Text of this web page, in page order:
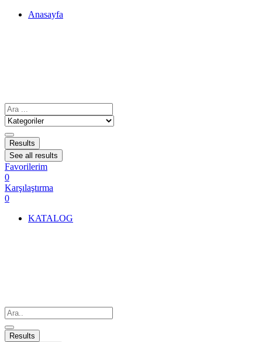
Anasayfa
Results
See all results
Favorilerim
0
Karşılaştırma
0
KATALOG
Results